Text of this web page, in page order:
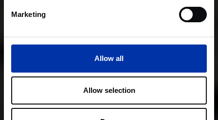
Marketing
Allow all
Allow selection